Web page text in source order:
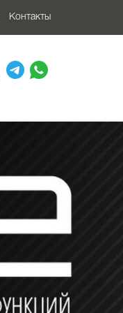
Контакты